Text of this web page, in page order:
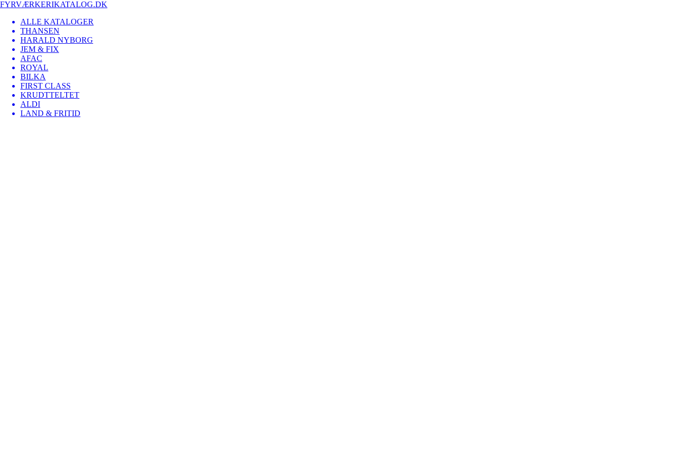
FYRVÆRKERIKATALOG.DK
ALLE KATALOGER
THANSEN
HARALD NYBORG
JEM & FIX
AFAC
ROYAL
BILKA
FIRST CLASS
KRUDTTELTET
ALDI
LAND & FRITID